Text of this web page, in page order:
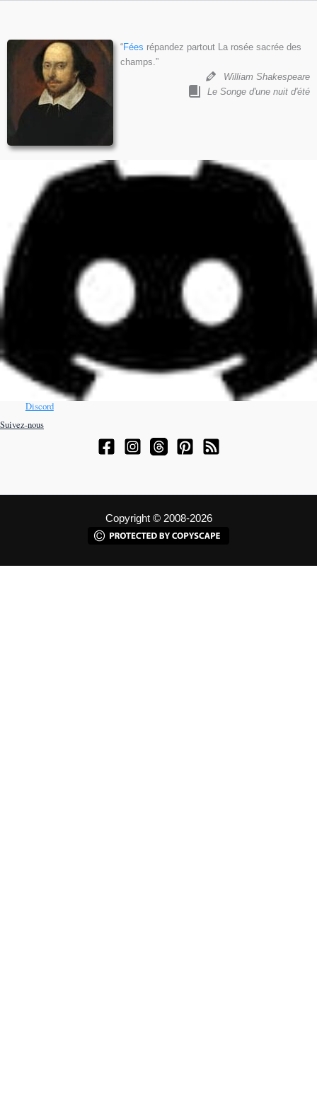
“Fées répandez partout La rosée sacrée des
champs.”
William Shakespeare
Le Songe d'une nuit d'été
Discord
Suivez-nous
Copyright © 2008-2026